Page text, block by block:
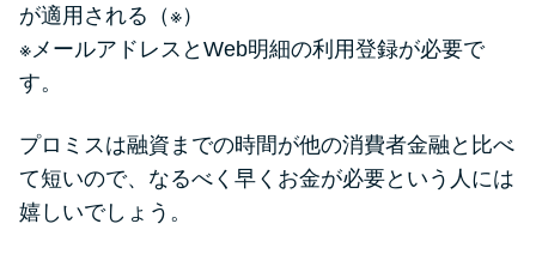
が適用される（※）
※メールアドレスとWeb明細の利用登録が必要で
す。
プロミスは融資までの時間が他の消費者金融と比べ
て短いので、なるべく早くお金が必要という人には
嬉しいでしょう。